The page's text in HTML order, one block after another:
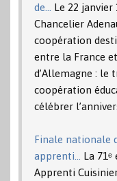
de…
Le 22 janvier
Chancelier
coopération
entre la France
d’Allemagne : le
coopération
célébrer
Finale nationale
apprenti…
La
Apprenti